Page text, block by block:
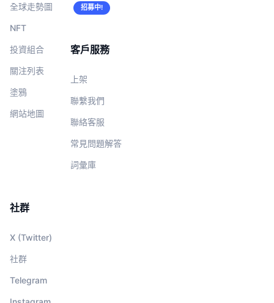
全球走勢圖
NFT
投資組合
關注列表
塗鴉
網站地圖
招募中!
客戶服務
上架
聯繫我們
聯絡客服
常見問題解答
詞彙庫
社群
X (Twitter)
社群
Telegram